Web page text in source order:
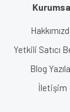
Yetkili Satıcı
Blog
İletişim